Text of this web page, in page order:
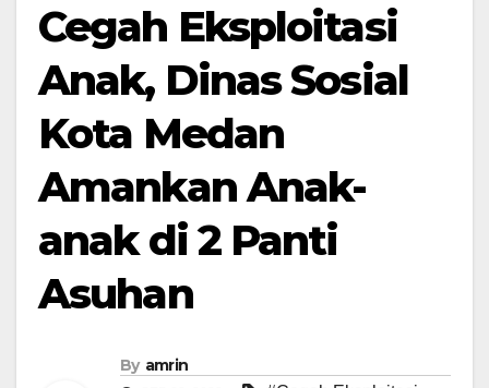
Cegah Eksploitasi
Anak, Dinas Sosial
Kota Medan
Amankan Anak-
anak di 2 Panti
Asuhan
By amrin